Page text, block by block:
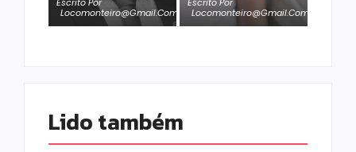
Locomonteiro@gmail.com
Locomonteiro@gmail.com
Lido também